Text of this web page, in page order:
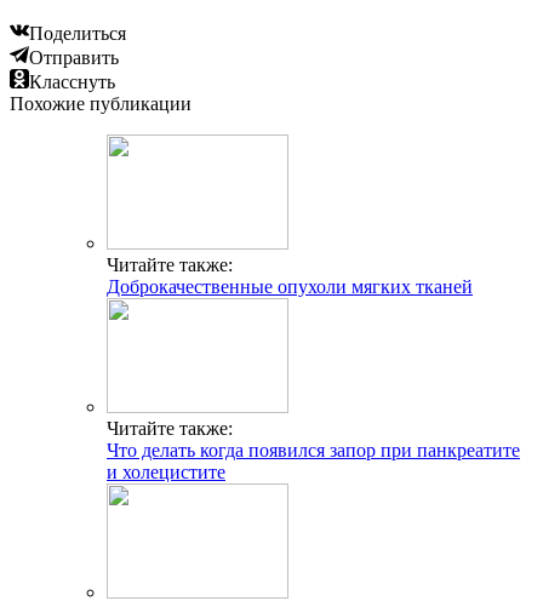
Поделиться
Отправить
Класснуть
Похожие публикации
Читайте также:
Доброкачественные опухоли мягких тканей
Читайте также:
Что делать когда появился запор при панкреатите
и холецистите